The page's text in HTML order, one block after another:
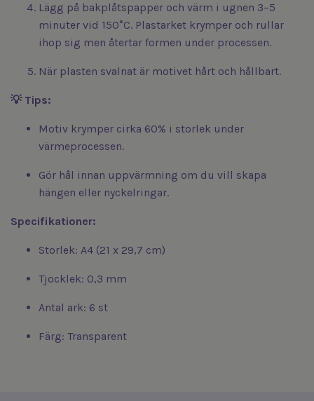
Lägg på bakplåtspapper och värm i ugnen 3–5
minuter vid 150°C. Plastarket krymper och rullar
ihop sig men återtar formen under processen.
När plasten svalnat är motivet hårt och hållbart.
💡 Tips:
Motiv krymper cirka 60% i storlek under
värmeprocessen.
Gör hål innan uppvärmning om du vill skapa
hängen eller nyckelringar.
Specifikationer:
Storlek: A4 (21 x 29,7 cm)
Tjocklek: 0,3 mm
Antal ark: 6 st
Färg: Transparent